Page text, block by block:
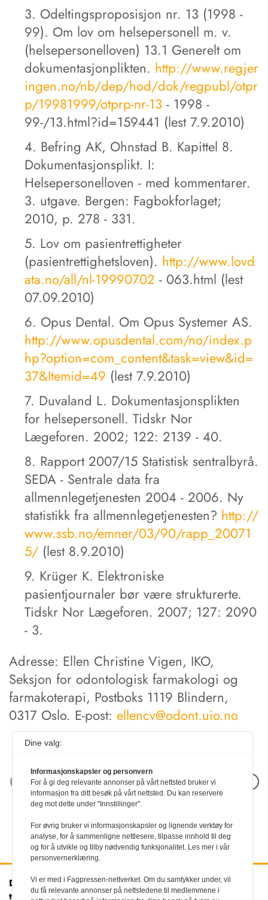
3. Odeltingsproposisjon nr. 13 (1998 -
99). Om lov om helsepersonell m. v.
(helsepersonelloven) 13.1 Generelt om
dokumentasjonplikten. http://www.regjer
ingen.no/nb/dep/hod/dok/regpubl/otpr
p/19981999/otprp-nr-13 - 1998 -
99-/13.html?id=159441 (lest 7.9.2010)
4. Befring AK, Ohnstad B. Kapittel 8.
Dokumentasjonsplikt. I:
Helsepersonelloven - med kommentarer.
3. utgave. Bergen: Fagbokforlaget;
2010, p. 278 - 331.
5. Lov om pasientrettigheter
(pasientrettighetsloven). http://www.lovd
ata.no/all/nl-19990702 - 063.html (lest
07.09.2010)
6. Opus Dental. Om Opus Systemer AS.
http://www.opusdental.com/no/index.p
hp?option=com_content&task=view&id=
37&Itemid=49 (lest 7.9.2010)
7. Duvaland L. Dokumentasjonsplikten
for helsepersonell. Tidskr Nor
Lægeforen. 2002; 122: 2139 - 40.
8. Rapport 2007/15 Statistisk sentralbyrå.
SEDA - Sentrale data fra
allmennlegetjenesten 2004 - 2006. Ny
statistikk fra allmennlegetjenesten? http://
www.ssb.no/emner/03/90/rapp_20071
5/ (lest 8.9.2010)
9. Krüger K. Elektroniske
pasientjournaler bør være strukturerte.
Tidskr Nor Lægeforen. 2007; 127: 2090
- 3.
Adresse: Ellen Christine Vigen, IKO,
Seksjon for odontologisk farmakologi og
farmakoterapi, Postboks 1119 Blindern,
0317 Oslo. E-post: ellencv@odont.uio.no
Neste artikkel
Den norske
tannlegeforenings Tidende
Kontakt oss
Tlf:22 54 74 00
Dine valg:
Informasjonskapsler og personvern
For å gi deg relevante annonser på vårt nettsted bruker vi
informasjon fra ditt besøk på vårt nettsted. Du kan reservere
deg mot dette under "Innstillinger".
For øvrig bruker vi informasjonskapsler og lignende verktøy for
analyse, for å sammenligne nettlesere, tilpasse innhold til deg
og for å utvikle og tilby nødvendig funksjonalitet. Les mer i vår
personvernerklæring.
Vi er med i Fagpressen-nettverket. Om du samtykker under, vil
du få relevante annonser på nettstedene til medlemmene i